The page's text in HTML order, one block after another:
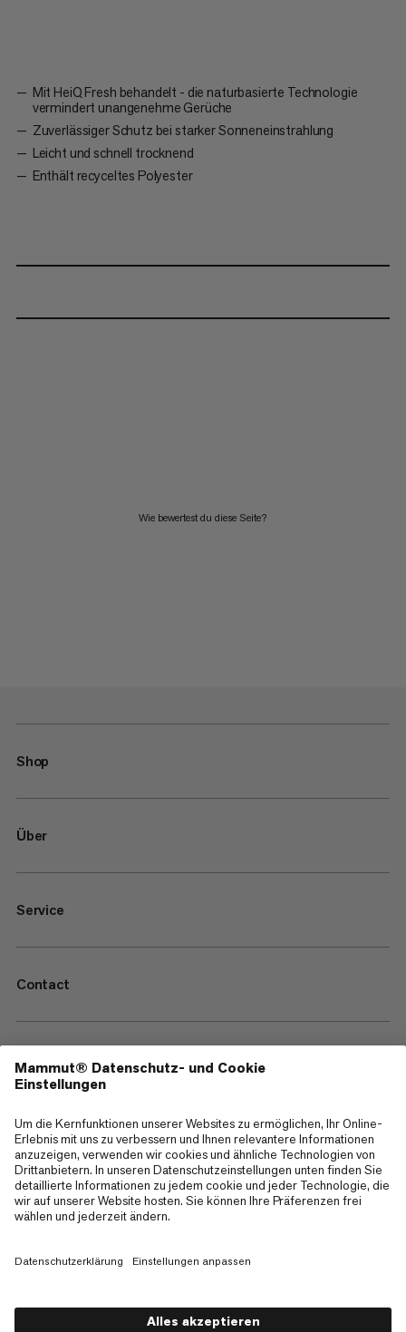
Mit HeiQ Fresh behandelt - die naturbasierte Technologie
vermindert unangenehme Gerüche
Zuverlässiger Schutz bei starker Sonneneinstrahlung
Leicht und schnell trocknend
Enthält recyceltes Polyester
Wie bewertest du diese Seite?
Shop
Über
Service
Contact
—
Sitemap
Cookies
Impressum